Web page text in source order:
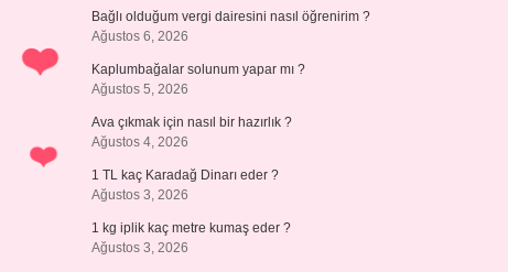
Bağlı olduğum vergi dairesini nasıl öğrenirim ?
Ağustos 6, 2026
Kaplumbağalar solunum yapar mı ?
Ağustos 5, 2026
Ava çıkmak için nasıl bir hazırlık ?
Ağustos 4, 2026
1 TL kaç Karadağ Dinarı eder ?
Ağustos 3, 2026
1 kg iplik kaç metre kumaş eder ?
Ağustos 3, 2026